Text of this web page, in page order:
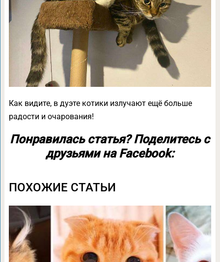
Как видите, в дуэте котики излучают ещё больше
радости и очарования!
Понравилась статья? Поделитесь с
друзьями на Facebook:
ПОХОЖИЕ СТАТЬИ